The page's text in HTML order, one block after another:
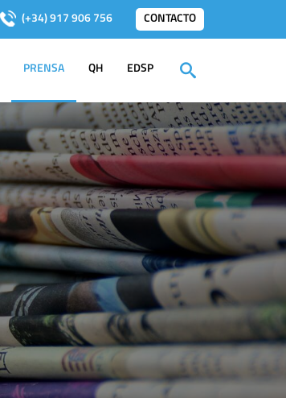
(+34) 917 906 756 CONTACTO
PRENSA QH EDSP